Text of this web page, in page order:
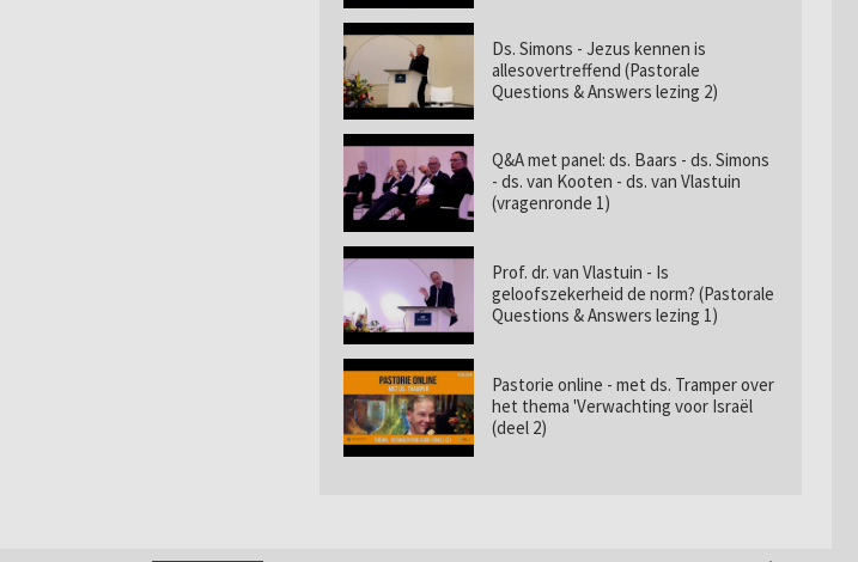
Ds. Simons - Jezus kennen is
allesovertreffend (Pastorale
Questions & Answers lezing 2)
Q&A met panel: ds. Baars - ds. Simons
- ds. van Kooten - ds. van Vlastuin
(vragenronde 1)
Prof. dr. van Vlastuin - Is
geloofszekerheid de norm? (Pastorale
Questions & Answers lezing 1)
Pastorie online - met ds. Tramper over
het thema 'Verwachting voor Israël
(deel 2)